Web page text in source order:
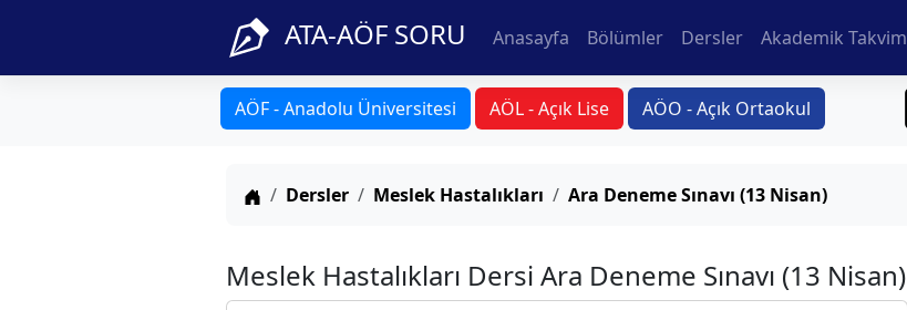
ATA-AÖF SORU Anasayfa Bölümler Dersler Akademik Takvim
AÖF - Anadolu Üniversitesi AÖL - Açık Lise AÖO - Açık Ortaokul
Anasayfa
Dersler Meslek Hastalıkları Ara Deneme Sınavı (13 Nisan)
Meslek Hastalıkları Dersi Ara Deneme Sınavı (13 Nisan)